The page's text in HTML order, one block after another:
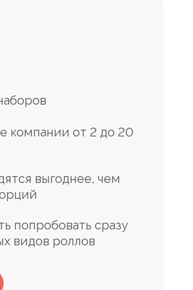
компании от 2 до 20
выгоднее, чем
попробовать сразу
видов роллов